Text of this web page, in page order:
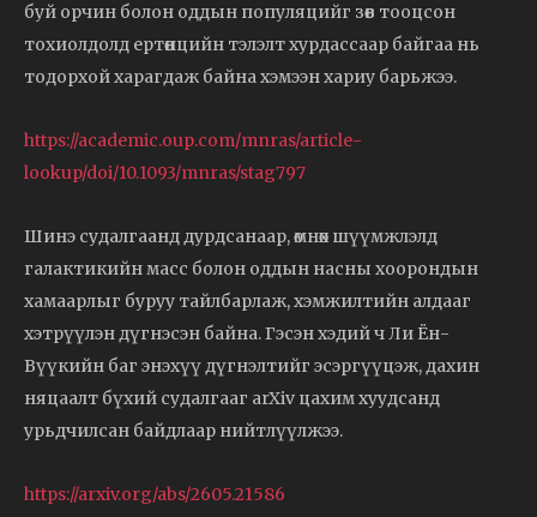
буй орчин болон оддын популяцийг зөв тооцсон
тохиолдолд ертөнцийн тэлэлт хурдассаар байгаа нь
тодорхой харагдаж байна хэмээн хариу барьжээ.
https://academic.oup.com/mnras/article-
lookup/doi/10.1093/mnras/stag797
Шинэ судалгаанд дурдсанаар, өмнөх шүүмжлэлд
галактикийн масс болон оддын насны хоорондын
хамаарлыг буруу тайлбарлаж, хэмжилтийн алдааг
хэтрүүлэн дүгнэсэн байна. Гэсэн хэдий ч Ли Ён-
Вүүкийн баг энэхүү дүгнэлтийг эсэргүүцэж, дахин
няцаалт бүхий судалгааг arXiv цахим хуудсанд
урьдчилсан байдлаар нийтлүүлжээ.
https://arxiv.org/abs/2605.21586